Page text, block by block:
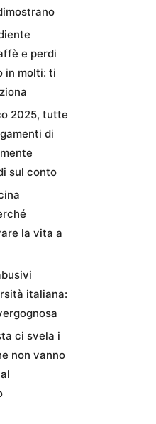
e perdi
in molti: ti
2025, tutte
di
sul conto
la vita a
italiana:
ci svela i
non vanno